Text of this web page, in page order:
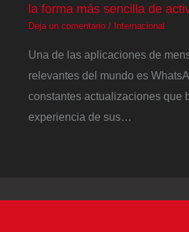
la forma más sencilla de
Deja un comentario / Internacional
Una de las aplicaciones de
relevantes del mundo es
constantes actualizaciones que
experiencia de sus…